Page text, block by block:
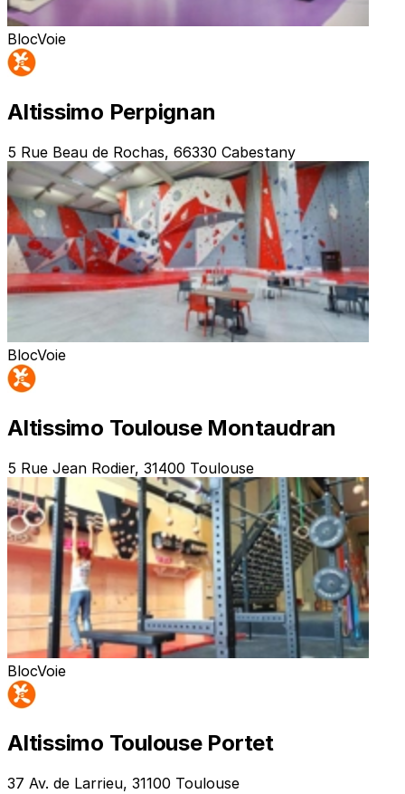
BlocVoie
Altissimo Perpignan
5 Rue Beau de Rochas, 66330 Cabestany
BlocVoie
Altissimo Toulouse Montaudran
5 Rue Jean Rodier, 31400 Toulouse
BlocVoie
Altissimo Toulouse Portet
37 Av. de Larrieu, 31100 Toulouse